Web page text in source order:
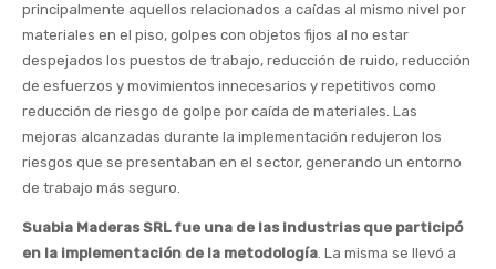
principalmente aquellos relacionados a caídas al mismo nivel por
materiales en el piso, golpes con objetos fijos al no estar
despejados los puestos de trabajo, reducción de ruido, reducción
de esfuerzos y movimientos innecesarios y repetitivos como
reducción de riesgo de golpe por caída de materiales. Las
mejoras alcanzadas durante la implementación redujeron los
riesgos que se presentaban en el sector, generando un entorno
de trabajo más seguro.
Suabia Maderas SRL fue una de las industrias que participó
en la implementación de la metodología. La misma se llevó a